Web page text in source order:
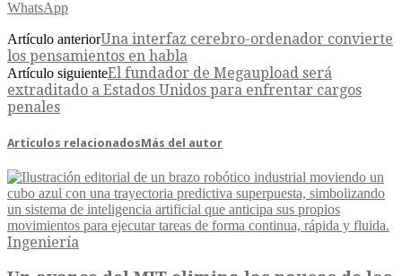
WhatsApp
Artículo anteriorUna interfaz cerebro-ordenador convierte
los pensamientos en habla
Artículo siguienteEl fundador de Megaupload será
extraditado a Estados Unidos para enfrentar cargos
penales
Artículos relacionadosMás del autor
Ingeniería